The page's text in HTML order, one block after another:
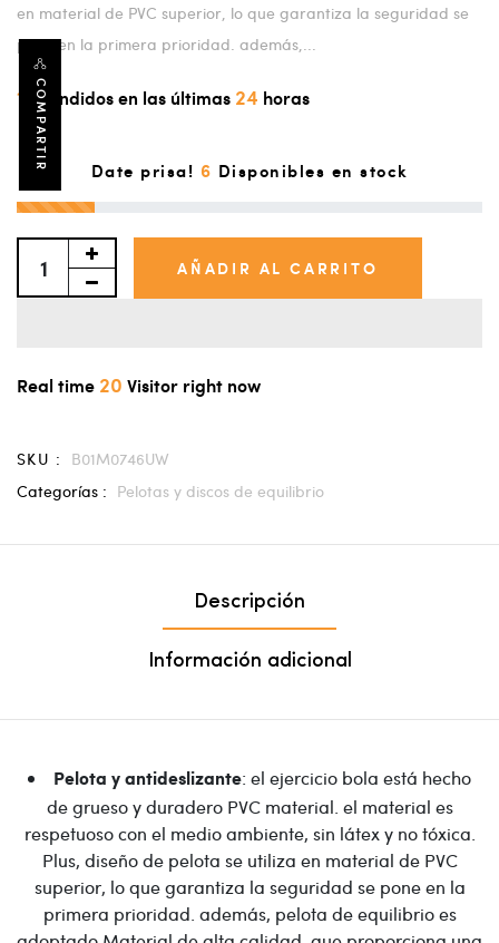
COMPARTIR
en material de PVC superior, lo que garantiza la seguridad se
pone en la primera prioridad. además,...
15 Vendidos en las últimas 24 horas
Date prisa! 6 Disponibles en stock
AÑADIR AL CARRITO
Real time 20 Visitor right now
SKU :
B01M0746UW
Categorías : Pelotas y discos de equilibrio
Descripción
Información adicional
Pelota y antideslizante: el ejercicio bola está hecho
de grueso y duradero PVC material. el material es
respetuoso con el medio ambiente, sin látex y no tóxica.
Plus, diseño de pelota se utiliza en material de PVC
superior, lo que garantiza la seguridad se pone en la
primera prioridad. además, pelota de equilibrio es